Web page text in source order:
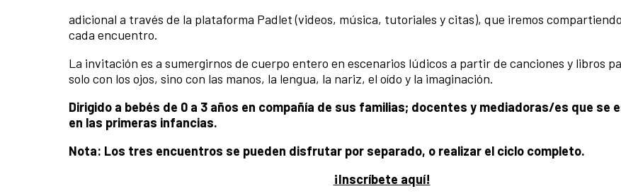
adicional a través de la plataforma Padlet (videos, música, tutoriales y citas), que iremos
cada encuentro.
La invitación es a sumergirnos de cuerpo entero en escenarios lúdicos a partir de canciones y libros
solo con los ojos, sino con las manos, la lengua, la nariz, el oído y la imaginación.
Dirigido a bebés de 0 a 3 años en compañía de sus familias; docentes y mediadoras/es que se
en las primeras infancias.
Nota: Los tres encuentros se pueden disfrutar por separado, o realizar el ciclo completo.
¡Inscríbete aquí!